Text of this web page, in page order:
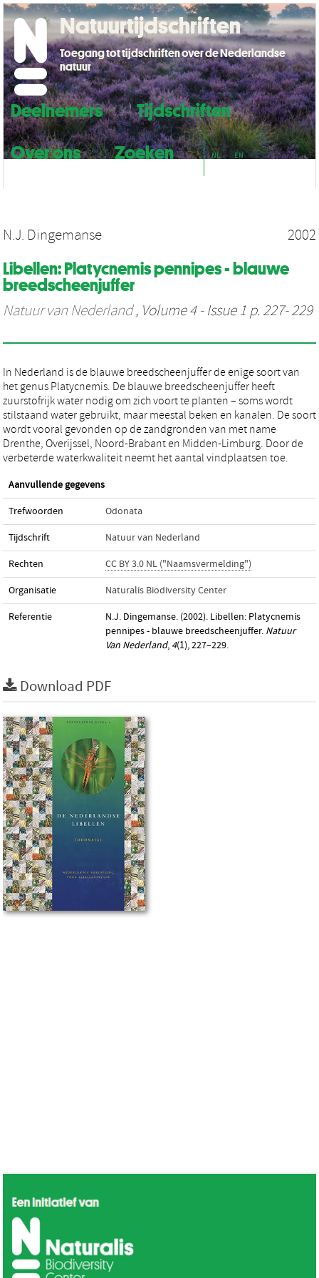
Deelnemers
Tijdschriften
Over ons
Zoeken NL EN
Natuurtijdschriften
Toegang tot tijdschriften over de Nederlandse
natuur
N.J. Dingemanse 2002
Libellen: Platycnemis pennipes - blauwe
breedscheenjuffer
Natuur van Nederland, Volume 4 - Issue 1 p. 227- 229
In Nederland is de blauwe breedscheenjuffer de enige soort van
het genus Platycnemis. De blauwe breedscheenjuffer heeft
zuurstofrijk water nodig om zich voort te planten – soms wordt
stilstaand water gebruikt, maar meestal beken en kanalen. De soort
wordt vooral gevonden op de zandgronden van met name
Drenthe, Overijssel, Noord-Brabant en Midden-Limburg. Door de
verbeterde waterkwaliteit neemt het aantal vindplaatsen toe.
Aanvullende gegevens
Trefwoorden Odonata
Tijdschrift Natuur van Nederland
Rechten CC BY 3.0 NL ("Naamsvermelding")
Organisatie Naturalis Biodiversity Center
Referentie
N.J. Dingemanse. (2002). Libellen: Platycnemis
pennipes - blauwe breedscheenjuffer. Natuur
Van Nederland, 4(1), 227–229.
Download PDF